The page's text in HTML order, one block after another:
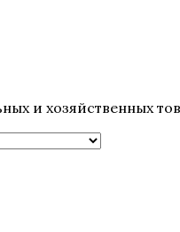
и хозяйственных